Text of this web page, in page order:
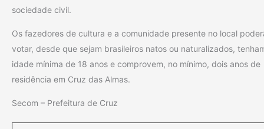
sociedade civil.
Os fazedores de cultura e a comunidade presente no local
votar, desde que sejam brasileiros natos ou naturalizados,
idade mínima de 18 anos e comprovem, no mínimo, dois anos de
residência em Cruz das Almas.
Secom – Prefeitura de Cruz